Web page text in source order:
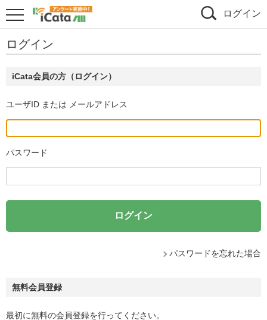
ログイン
ログイン
iCata会員の方（ログイン）
ユーザID または メールアドレス
パスワード
パスワードを忘れた場合
無料会員登録
最初に無料の会員登録を行ってください。